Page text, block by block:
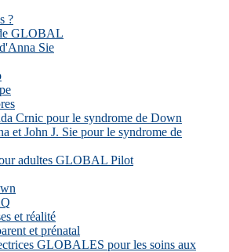
?
GLOBAL
Sie
Crnic pour le syndrome de Down
et John J. Sie pour le syndrome de
adultes GLOBAL Pilot
et réalité
et prénatal
GLOBALES pour les soins aux